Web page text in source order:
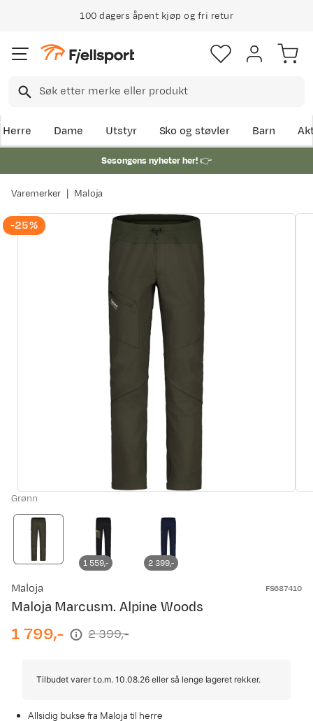
100 dagers åpent kjøp og fri retur
Herre Dame Utstyr Sko og støvler Barn
Sesongens nyheter her!👉
Varemerker Maloja
-25%
Grønn
1 559,- 2 399,-
Maloja FS687410
Maloja Marcusm. Alpine Woods
discounted
1 799,-
original 2 399,-
Tilbudet varer t.o.m. 10.08.26 eller så lenge lageret rekker.
Allsidig bukse fra Maloja til herre